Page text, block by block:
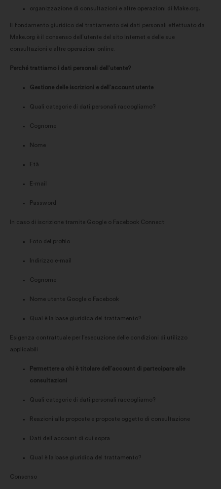
organizzazione di consultazioni e altre operazioni di Make.org.
Il fondamento giuridico del trattamento dei dati personali effettuato da
Make.org è il consenso dell’utente del sito Internet e delle sue
consultazioni e altre operazioni online.
Perché trattiamo i dati personali dell’utente?
Gestione delle iscrizioni e dell’account utente
Quali categorie di dati personali raccogliamo?
Cognome
Nome
Età
E-mail
Password
In caso di iscrizione tramite Google o Facebook Connect:
Foto del profilo
Indirizzo e-mail
Cognome
Nome utente Google o Facebook
Qual è la base giuridica del trattamento?
Esigenza contrattuale per l’esecuzione delle condizioni di utilizzo
applicabili
Permettere a chi è titolare dell’account di partecipare alle
consultazioni
Quali categorie di dati personali raccogliamo?
Reazioni alle proposte e proposte oggetto di consultazione
Dati dell’account di cui sopra
Qual è la base giuridica del trattamento?
Consenso